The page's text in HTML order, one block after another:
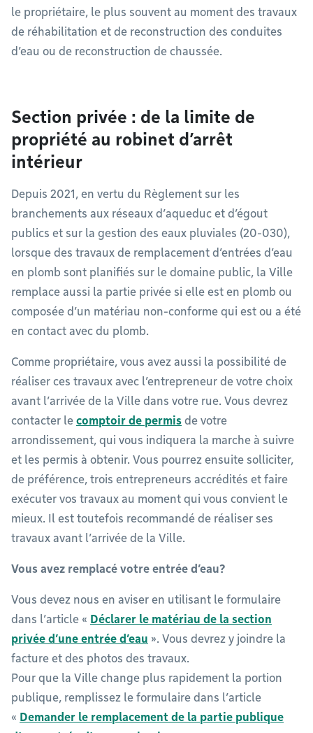
le propriétaire, le plus souvent au moment des travaux
de réhabilitation et de reconstruction des conduites
d’eau ou de reconstruction de chaussée.
Section privée : de la limite de
propriété au robinet d’arrêt
intérieur
Depuis 2021, en vertu du Règlement sur les
branchements aux réseaux d’aqueduc et d’égout
publics et sur la gestion des eaux pluviales (20-030),
lorsque des travaux de remplacement d’entrées d’eau
en plomb sont planifiés sur le domaine public, la Ville
remplace aussi la partie privée si elle est en plomb ou
composée d’un matériau non-conforme qui est ou a été
en contact avec du plomb.
Comme propriétaire, vous avez aussi la possibilité de
réaliser ces travaux avec l’entrepreneur de votre choix
avant l’arrivée de la Ville dans votre rue. Vous devrez
contacter le comptoir de permis de votre
arrondissement, qui vous indiquera la marche à suivre
et les permis à obtenir. Vous pourrez ensuite solliciter,
de préférence, trois entrepreneurs accrédités et faire
exécuter vos travaux au moment qui vous convient le
mieux. Il est toutefois recommandé de réaliser ses
travaux avant l’arrivée de la Ville.
Vous avez remplacé votre entrée d’eau?
Vous devez nous en aviser en utilisant le formulaire
dans l’article « Déclarer le matériau de la section
privée d’une entrée d’eau ». Vous devrez y joindre la
facture et des photos des travaux.
Pour que la Ville change plus rapidement la portion
publique, remplissez le formulaire dans l’article
« Demander le remplacement de la partie publique